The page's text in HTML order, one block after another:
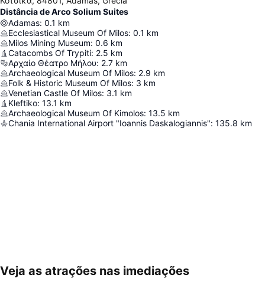
Distância de Arco Solium Suites
Adamas: 0.1 km
Ecclesiastical Museum Of Milos: 0.1 km
Milos Mining Museum: 0.6 km
Catacombs Of Trypiti: 2.5 km
Αρχαίο Θέατρο Μήλου: 2.7 km
Archaeological Museum Of Milos: 2.9 km
Folk & Historic Museum Of Milos: 3 km
Venetian Castle Of Milos: 3.1 km
Kleftiko: 13.1 km
Archaeological Museum Of Kimolos: 13.5 km
Chania International Airport "Ioannis Daskalogiannis": 135.8 km
Ampliar mapa
Veja as atrações nas imediações